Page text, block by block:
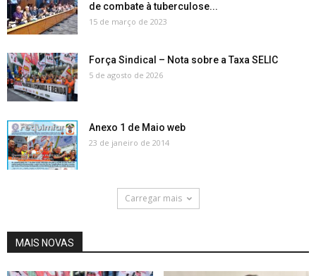
de combate à tuberculose...
15 de março de 2023
Força Sindical – Nota sobre a Taxa SELIC
5 de agosto de 2026
Anexo 1 de Maio web
23 de janeiro de 2014
Carregar mais
MAIS NOVAS